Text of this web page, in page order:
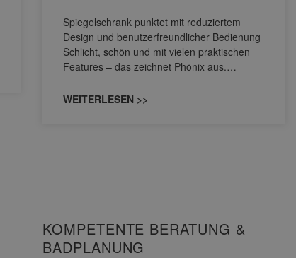
Spiegelschrank punktet mit reduziertem
Design und benutzerfreundlicher Bedienung
Schlicht, schön und mit vielen praktischen
Features – das zeichnet Phönix aus.…
WEITERLESEN >>
KOMPETENTE BERATUNG &
BADPLANUNG